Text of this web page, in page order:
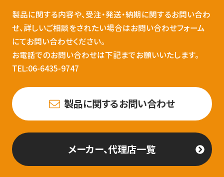
製品に関する内容や、受注・発送・納期に関するお問い合わ
せ、詳しいご相談をされたい場合はお問い合わせフォーム
にてお問い合わせください。
お電話でのお問い合わせは下記までお願いいたします。
TEL:06-6435-9747
製品に関するお問い合わせ
メーカー、代理店一覧